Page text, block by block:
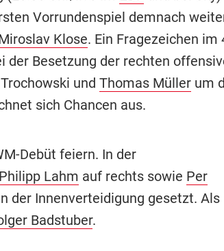
Vorrundenspiel demnach
Klose. Ein Fragezeichen im
der Besetzung der rechten
und Thomas Müllerum
sich Chancen aus.
Debüt feiern. In der
Philipp Lahm auf rechts sowie Per
der Innenverteidigung gesetzt. Als
Badstuber.